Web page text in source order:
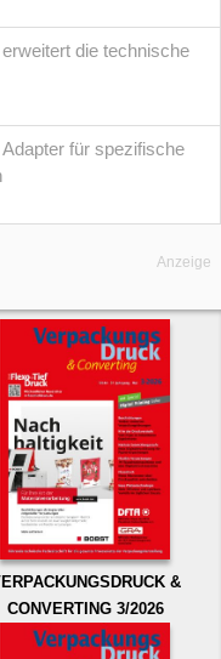
die technische
für spezifische
Anzeige
&
CONVERTING 3/2026